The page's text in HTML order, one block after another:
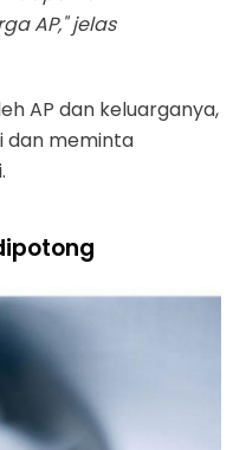
AP," jelas
AP dan keluarganya,
dan meminta